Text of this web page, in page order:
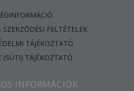
FELTÉTELEK
TÁJÉKOZTATÓ
(SÜTI) TÁJÉKOZTATÓ
INFORMÁCIÓK